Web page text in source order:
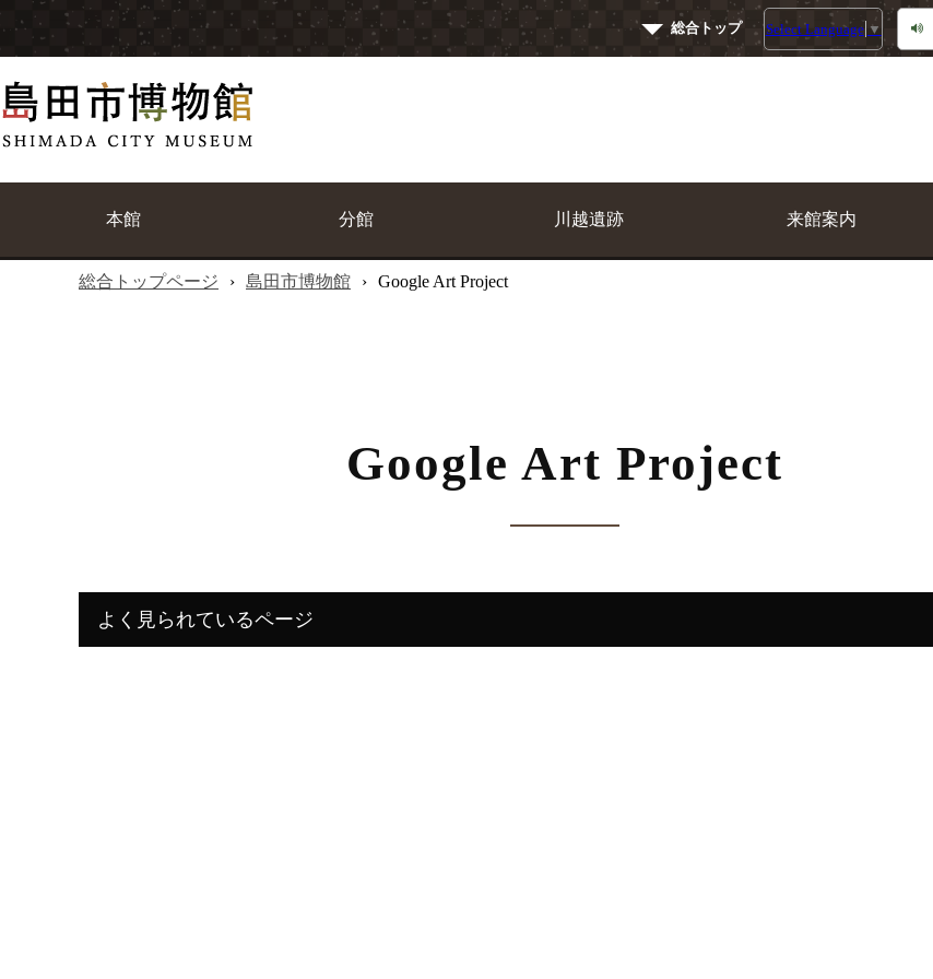
総合トップ Select Language ▼
本館 分館 川越遺跡 来館案内
総合トップページ › 島田市博物館 › Google Art Project
Google Art Project
よく見られているページ